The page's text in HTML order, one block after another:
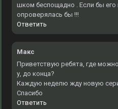
шком беспощадно . Если бы его
опроверялась бы !!!
Ответить
Макс
Приветствую ребята, где
у, до конца?
Каждую неделю жду новую
Спасибо
Ответить